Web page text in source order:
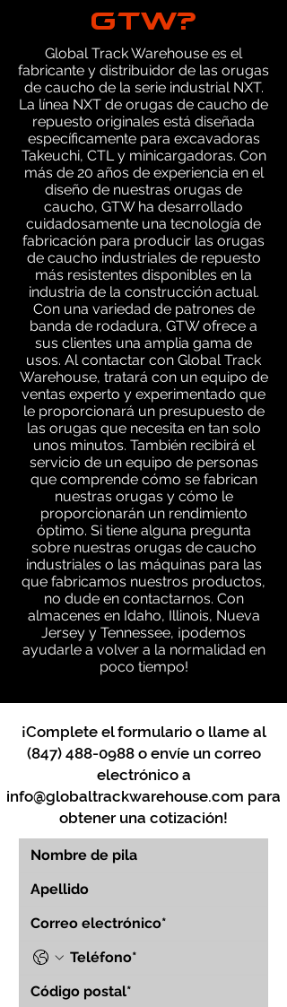
GTW?
Global Track Warehouse es el
fabricante y distribuidor de las orugas
de caucho de la serie industrial NXT.
La línea NXT de orugas de caucho de
repuesto originales está diseñada
específicamente para excavadoras
Takeuchi, CTL y minicargadoras. Con
más de 20 años de experiencia en el
diseño de nuestras orugas de
caucho, GTW ha desarrollado
cuidadosamente una tecnología de
fabricación para producir las orugas
de caucho industriales de repuesto
más resistentes disponibles en la
industria de la construcción actual.
Con una variedad de patrones de
banda de rodadura, GTW ofrece a
sus clientes una amplia gama de
usos. Al contactar con Global Track
Warehouse, tratará con un equipo de
ventas experto y experimentado que
le proporcionará un presupuesto de
las orugas que necesita en tan solo
unos minutos. También recibirá el
servicio de un equipo de personas
que comprende cómo se fabrican
nuestras orugas y cómo le
proporcionarán un rendimiento
óptimo. Si tiene alguna pregunta
sobre nuestras orugas de caucho
industriales o las máquinas para las
que fabricamos nuestros productos,
no dude en contactarnos. Con
almacenes en Idaho, Illinois, Nueva
Jersey y Tennessee, ¡podemos
ayudarle a volver a la normalidad en
poco tiempo!
¡Complete el formulario o llame al
(847) 488-0988o envíe un correo
electrónico a
info@globaltrackwarehouse.com para
obtener una cotización!